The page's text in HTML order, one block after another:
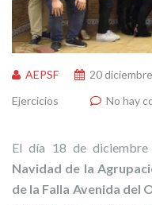
AEPSF 20
Ejercicios
No hay
El día 18 de
Navidad de la
de la Falla Avenida del